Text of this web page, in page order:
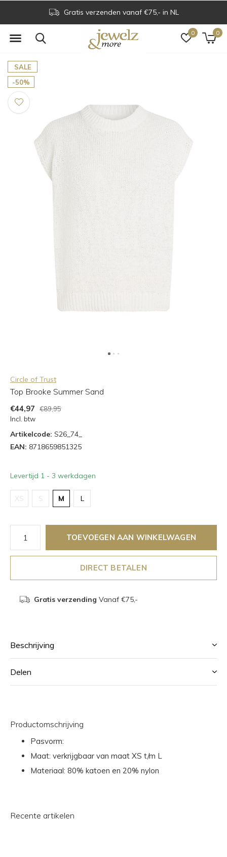
0 0
Gratis verzenden vanaf €75,- in NL
SALE
-50%
Circle of Trust
Top Brooke Summer Sand
€44,97
€89,95
Incl. btw
Artikelcode: S26_74_
EAN: 8718659851325
Levertijd 1 - 3 werkdagen
XS S M L
TOEVOEGEN AAN WINKELWAGEN
DIRECT BETALEN
Gratis verzending Vanaf €75,-
Beschrijving
Delen
Productomschrijving
Pasvorm:
Maat: verkrijgbaar van maat XS t/m L
Materiaal: 80% katoen en 20% nylon
Recente artikelen